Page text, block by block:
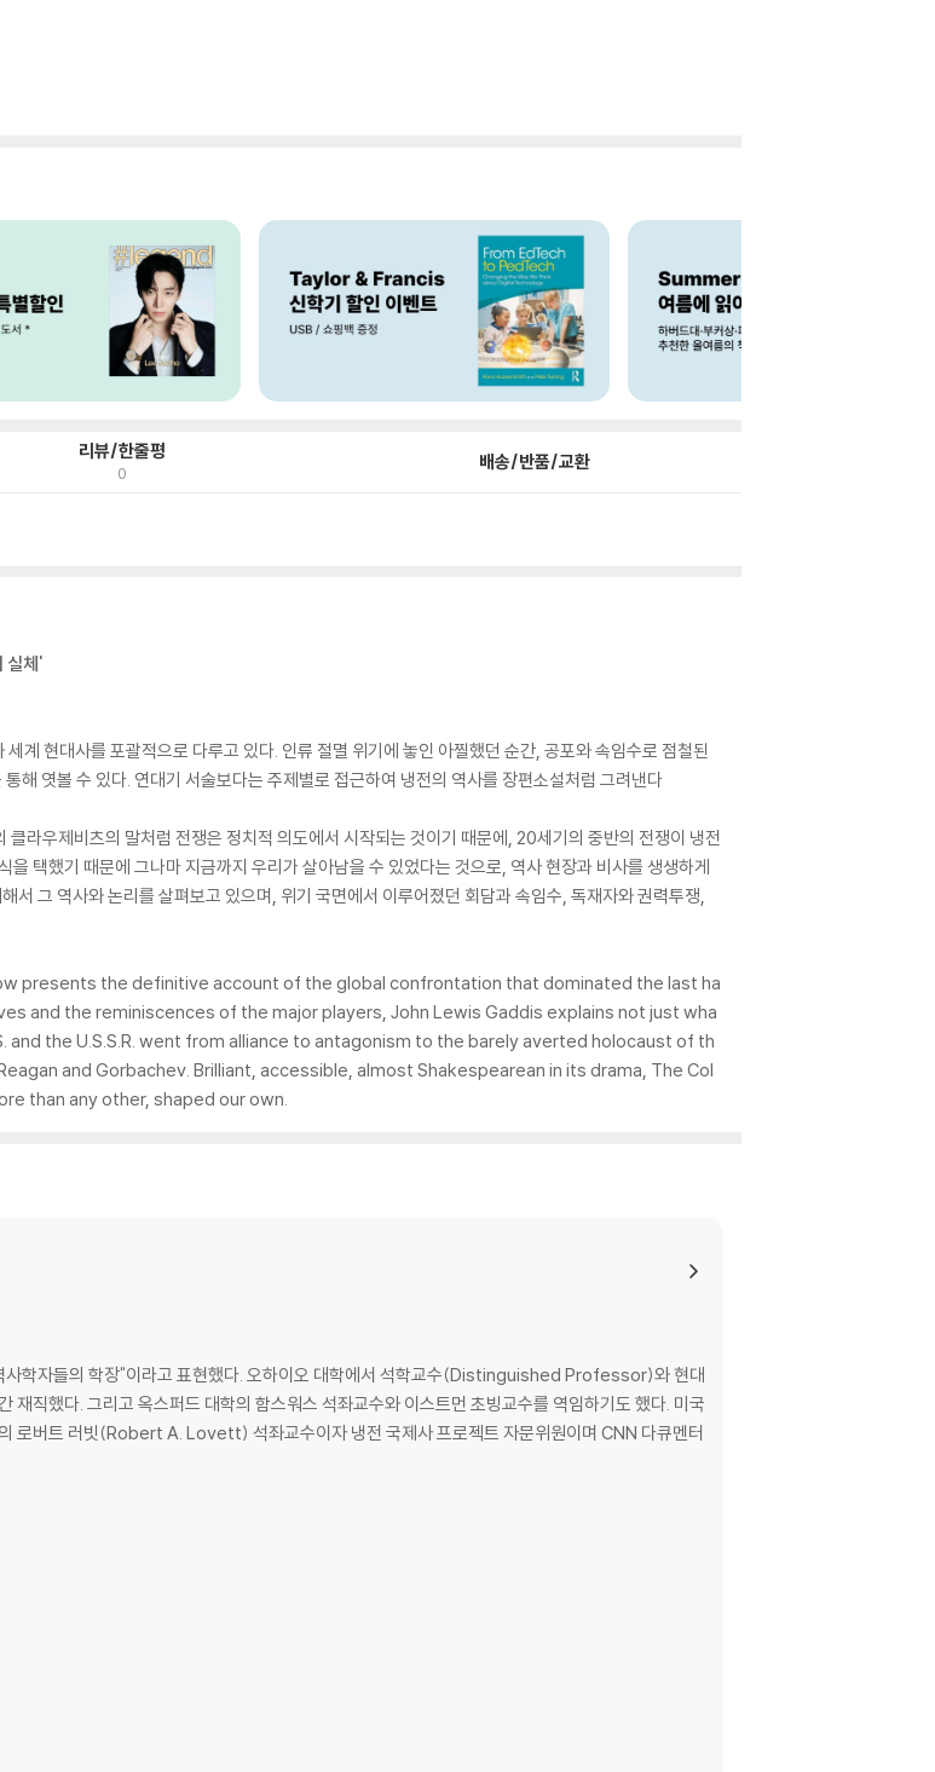
리뷰/한줄평
0 배송/반품/교환
실체'
현대사를 포괄적으로 다루고 있다. 인류 절멸 위기에 놓인 아찔했던 순간, 공포와 속임수로 점철된
해 엿볼 수 있다. 연대기 서술보다는 주제별로 접근하여 냉전의 역사를 장편소설처럼 그려낸다
라우제비츠의 말처럼 전쟁은 정치적 의도에서 시작되는 것이기 때문에, 20세기의 중반의 전쟁이 냉전
택했기 때문에 그나마 지금까지 우리가 살아남을 수 있었다는 것으로, 역사 현장과 비사를 생생하게
서 그 역사와 논리를 살펴보고 있으며, 위기 국면에서 이루어졌던 회담과 속임수, 독재자와 권력투쟁,
presents the definitive account of the global confrontation that dominated the last ha
and the reminiscences of the major players, John Lewis Gaddis explains not just wha
the U.S.S.R. went from alliance to antagonism to the barely averted holocaust of th
and Gorbachev. Brilliant, accessible, almost Shakespearean in its drama, The Col
than any other, shaped our own.
사학자들의 학장"이라고 표현했다. 오하이오 대학에서 석학교수(Distinguished Professor)와 현대
했다. 그리고 옥스퍼드 대학의 함스워스 석좌교수와 이스트먼 초빙교수를 역임하기도 했다. 미국
로버트 러빗(Robert A. Lovett) 석좌교수이자 냉전 국제사 프로젝트 자문위원이며 CNN 다큐멘터